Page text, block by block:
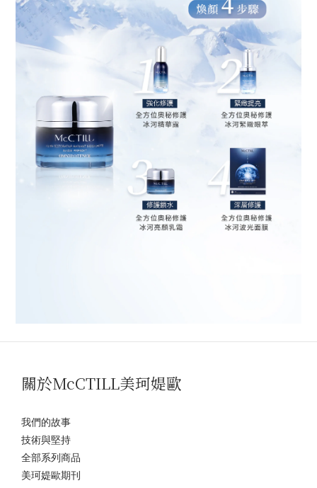
關於McCTILL美珂媞歐
我們的故事
技術與堅持
全部系列商品
美珂媞歐期刊